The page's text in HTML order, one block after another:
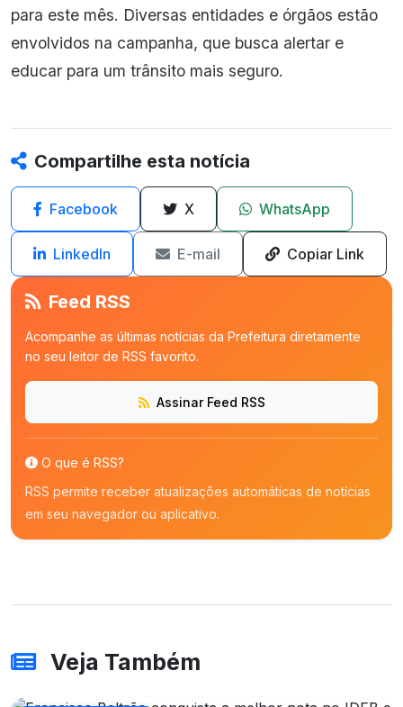
para este mês. Diversas entidades e órgãos estão
envolvidos na campanha, que busca alertar e
educar para um trânsito mais seguro.
Compartilhe esta notícia
Facebook X WhatsApp
LinkedIn E-mail Copiar Link
Feed RSS
Acompanhe as últimas notícias da Prefeitura diretamente
no seu leitor de RSS favorito.
Assinar Feed RSS
O que é RSS?
RSS permite receber atualizações automáticas de notícias
em seu navegador ou aplicativo.
Veja Também